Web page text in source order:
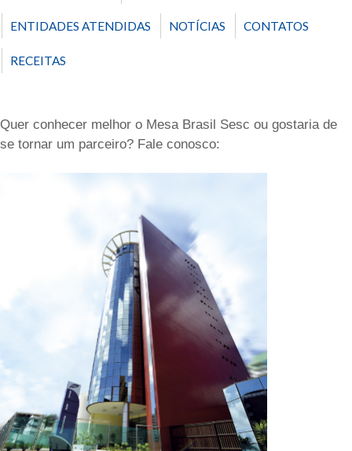
ENTIDADES ATENDIDAS NOTÍCIAS CONTATOS
RECEITAS
Quer conhecer melhor o Mesa Brasil Sesc ou gostaria de
se tornar um parceiro? Fale conosco: